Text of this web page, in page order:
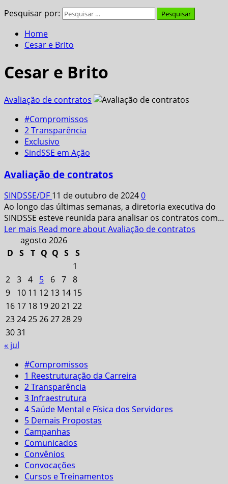
Pesquisar por:
Home
Cesar e Brito
Cesar e Brito
Avaliação de contratos
#Compromissos
2 Transparência
Exclusivo
SindSSE em Ação
Avaliação de contratos
SINDSSE/DF 11 de outubro de 20240
Ao longo das últimas semanas, a diretoria executiva do
SINDSSE esteve reunida para analisar os contratos com...
Ler mais Read more about Avaliação de contratos
agosto 2026
D S T Q Q S
S
1
2 3 4 5 6 7 8
9
10 11 12 13 14 15
16 17 18 192021 22
23242526272829
3031
« jul
#Compromissos
1 Reestruturação da Carreira
2 Transparência
3 Infraestrutura
4 Saúde Mental e Física dos Servidores
5 Demais Propostas
Campanhas
Comunicados
Convênios
Convocações
Cursos e Treinamentos